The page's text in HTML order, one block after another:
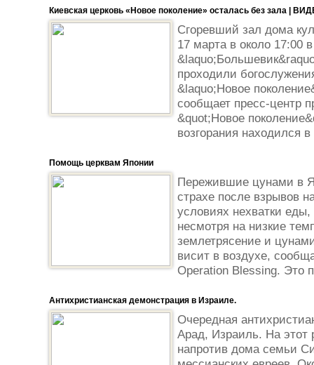
Киевская церковь «Новое поколение» осталась без зала |
Сгоревший зал дома
17 марта в около 17:00
проходили
&laquo;Новое
сообщает пресс-центр
&quot;Новое
возгорания находился
Помощь церквам Японии
Пережившие цунами в
страхе после взрывов
условиях нехватки
несмотря на низкие
землетрясение и
висит в воздухе,
Operation Blessing. Это
Антихристианская демонстрация в Израиле.
Очередная
Арад, Израиль. На этот
напротив дома семьи